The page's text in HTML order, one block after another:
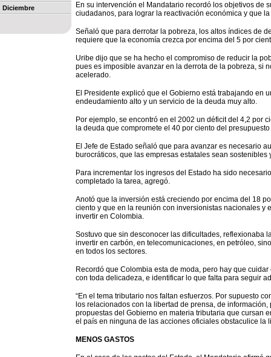
Diciembre
En su intervención el Mandatario recordó los objetivos de
ciudadanos, para lograr la reactivación económica y que
Señaló que para derrotar la pobreza, los altos índices de
requiere que la economía crezca por encima del 5 por
Uribe dijo que se ha hecho el compromiso de reducir la
pues es imposible avanzar en la derrota de la pobreza, si
acelerado.
El Presidente explicó que el Gobierno está trabajando en
endeudamiento alto y un servicio de la deuda muy alto.
Por ejemplo, se encontró en el 2002 un déficit del 4,2 por
la deuda que compromete el 40 por ciento del
El Jefe de Estado señaló que para avanzar es necesario
burocráticos, que las empresas estatales sean
Para incrementar los ingresos del Estado ha sido
completado la tarea, agregó.
Anotó que la inversión está creciendo por encima del 18
ciento y que en la reunión con inversionistas nacionales
invertir en Colombia.
Sostuvo que sin desconocer las dificultades, reflexionaba
invertir en carbón, en telecomunicaciones, en petróleo,
en todos los sectores.
Recordó que Colombia esta de moda, pero hay que
con toda delicadeza, e identificar lo que falta para seguir
“En el tema tributario nos faltan esfuerzos. Por supuesto
los relacionados con la libertad de prensa, de
propuestas del Gobierno en materia tributaria que cursan
el país en ninguna de las acciones oficiales obstaculice la
MENOS GASTOS